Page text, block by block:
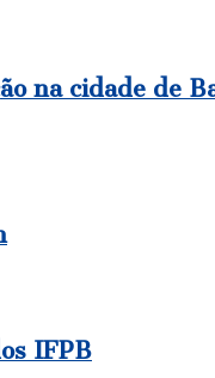
na cidade de
IFPB